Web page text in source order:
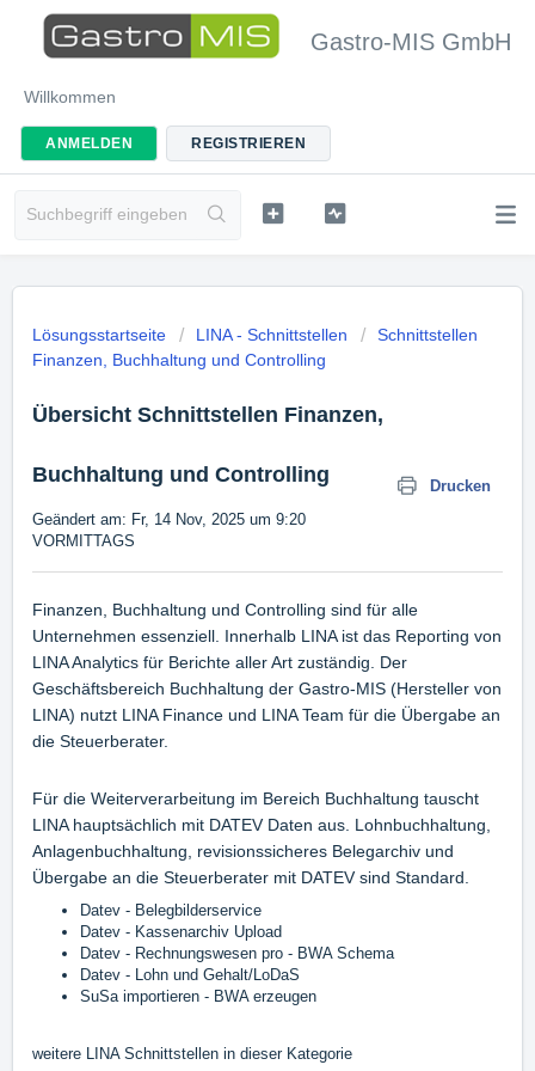
Gastro-MIS GmbH
Willkommen
ANMELDEN REGISTRIEREN
Lösungsstartseite LINA - Schnittstellen
Schnittstellen
Finanzen, Buchhaltung und Controlling
Übersicht Schnittstellen Finanzen,
Buchhaltung und Controlling
Drucken
Geändert am: Fr, 14 Nov, 2025 um 9:20
VORMITTAGS
Finanzen, Buchhaltung und Controlling sind für alle
Unternehmen essenziell. Innerhalb LINA ist das Reporting von
LINA Analytics für Berichte aller Art zuständig. Der
Geschäftsbereich Buchhaltung der Gastro-MIS (Hersteller von
LINA) nutzt LINA Finance und LINA Team für die Übergabe an
die Steuerberater.
Für die Weiterverarbeitung im Bereich Buchhaltung tauscht
LINA hauptsächlich mit DATEV Daten aus. Lohnbuchhaltung,
Anlagenbuchhaltung, revisionssicheres Belegarchiv und
Übergabe an die Steuerberater mit DATEV sind Standard.
Datev - Belegbilderservice
Datev - Kassenarchiv Upload
Datev - Rechnungswesen pro - BWA Schema
Datev - Lohn und Gehalt/LoDaS
SuSa importieren - BWA erzeugen
weitere LINA Schnittstellen in dieser Kategorie